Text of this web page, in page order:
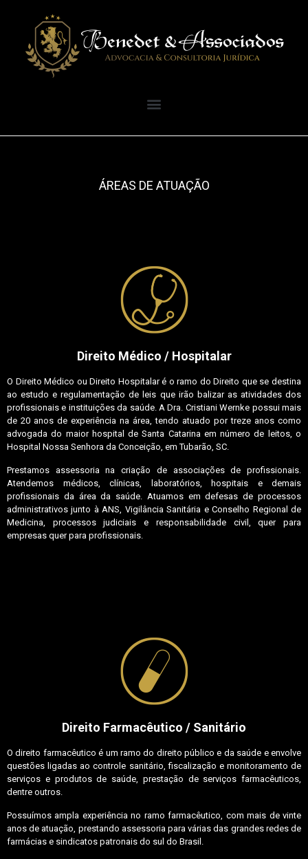
ÁREAS DE ATUAÇÃO
Direito Médico / Hospitalar
O Direito Médico ou Direito Hospitalar é o ramo do Direito que se destina
ao estudo e regulamentação de leis que irão balizar as atividades dos
profissionais e instituições da saúde. A Dra. Cristiani Wernke possui mais
de 20 anos de experiência na área, tendo atuado por treze anos como
advogada do maior hospital de Santa Catarina em número de leitos, o
Hospital Nossa Senhora da Conceição, em Tubarão, SC.
Prestamos assessoria na criação de associações de profissionais.
Atendemos médicos, clínicas, laboratórios, hospitais e demais
profissionais da área da saúde. Atuamos em defesas de processos
administrativos junto à ANS, Vigilância Sanitária e Conselho Regional de
Medicina, processos judiciais e responsabilidade civil, quer para
empresas quer para profissionais.
Direito Farmacêutico / Sanitário
O direito farmacêutico é um ramo do direito público e da saúde e envolve
questões ligadas ao controle sanitário, fiscalização e monitoramento de
serviços e produtos de saúde, prestação de serviços farmacêuticos,
dentre outros.
Possuímos ampla experiência no ramo farmacêutico, com mais de vinte
anos de atuação, prestando assessoria para várias das grandes redes de
farmácias e sindicatos patronais do sul do Brasil.